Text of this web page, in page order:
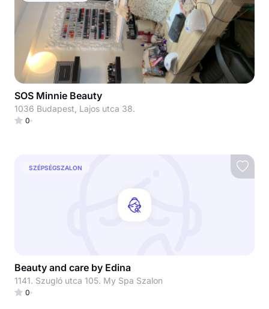
SOS Minnie Beauty
1036 Budapest, Lajos utca 38.
0
SZÉPSÉGSZALON
Beauty and care by Edina
1141. Szugló utca 105. My Spa Szalon
0